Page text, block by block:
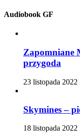
Audiobook GF
Zapomniane
przygoda
23 listopada 2022
Skymines –
18 listopada 2022